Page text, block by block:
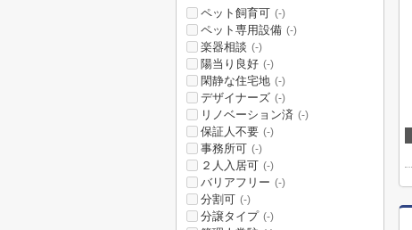
ペット飼育可 (-)
ペット専用設備 (-)
楽器相談 (-)
陽当り良好 (-)
閑静な住宅地 (-)
デザイナーズ (-)
リノベーション済 (-)
保証人不要 (-)
事務所可 (-)
２人入居可 (-)
バリアフリー (-)
分割可 (-)
分譲タイプ (-)